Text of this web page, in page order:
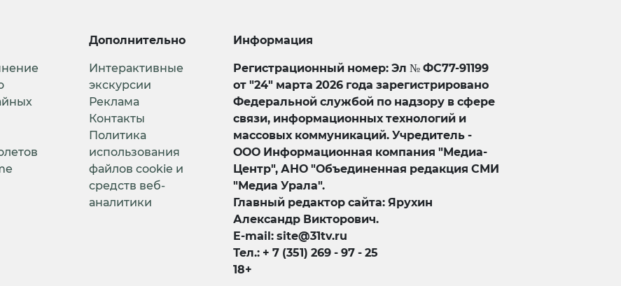
Дополнительно
Интерактивные
экскурсии
Реклама
Контакты
Политика
использования
файлов cookie и
средств веб-
аналитики
Информация
Регистрационный номер: Эл № ФС77-91199
от "24" марта 2026 года зарегистрировано
Федеральной службой по надзору в сфере
связи, информационных технологий и
массовых коммуникаций. Учредитель -
ООО Информационная компания "Медиа-
Центр", АНО "Объединенная редакция СМИ
"Медиа Урала".
Главный редактор сайта: Ярухин
Александр Викторович.
E-mail: site@31tv.ru
Тел.: + 7 (351) 269 - 97 - 25
18+